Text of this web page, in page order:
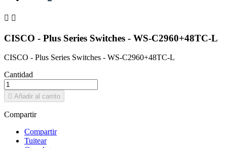
 
CISCO - Plus Series Switches - WS-C2960+48TC-L
CISCO - Plus Series Switches - WS-C2960+48TC-L
Cantidad
 Añadir al carrito
Compartir
Compartir
Tuitear